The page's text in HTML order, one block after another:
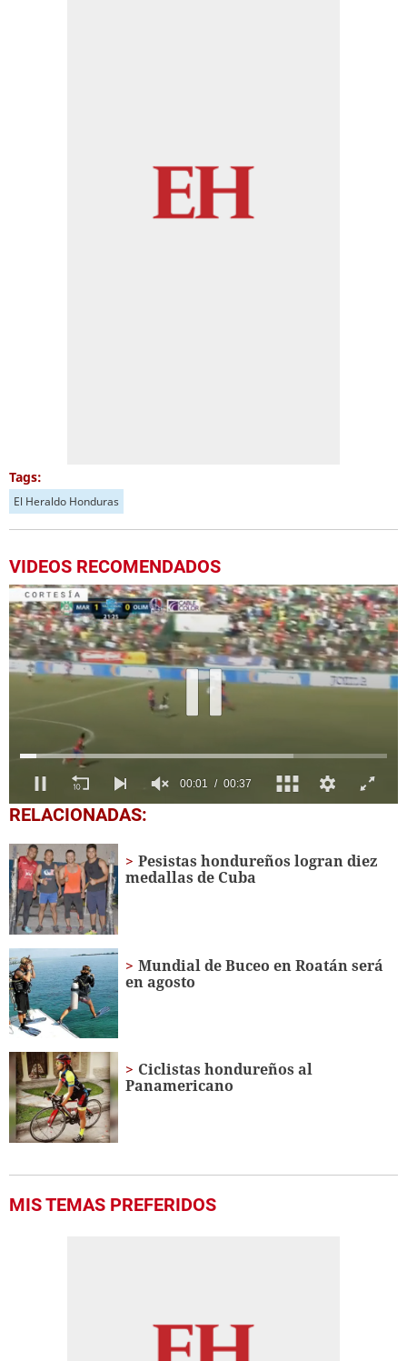
Tags:
El Heraldo Honduras
VIDEOS RECOMENDADOS
0
of
seconds
RELACIONADAS:
Pesistas hondureños logran diez
medallas de Cuba
Mundial de Buceo en Roatán será
en agosto
Ciclistas hondureños al
Panamericano
MIS TEMAS PREFERIDOS